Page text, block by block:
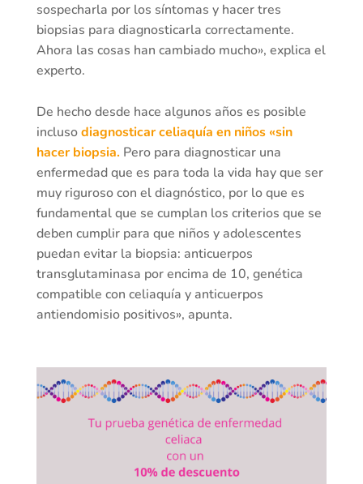
sospecharla por los síntomas y hacer tres
biopsias para diagnosticarla correctamente.
Ahora las cosas han cambiado mucho», explica el
experto.
De hecho desde hace algunos años es posible
inclusodiagnosticar celiaquía en niños «sin
hacer biopsia.Pero para diagnosticar una
enfermedad que es para toda la vida hay que ser
muy riguroso con el diagnóstico, por lo que es
fundamental que se cumplan los criterios que se
deben cumplir para que niños y adolescentes
puedan evitar la biopsia: anticuerpos
transglutaminasa por encima de 10, genética
compatible con celiaquía y anticuerpos
antiendomisio positivos», apunta.